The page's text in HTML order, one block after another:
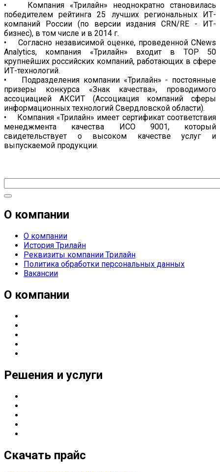
• Компания «Трилайн» неоднократно становилась
победителем рейтинга 25 лучших региональных ИТ-
компаний России (по версии издания CRN/RE - ИТ-
бизнес), в том числе и в 2014 г.
• Согласно независимой оценке, проведенной CNews
Analytics, компания «Трилайн» входит в TOP 50
крупнейших российских компаний, работающих в сфере
ИТ-технологий.
• Подразделения компании «Трилайн» - постоянные
призеры конкурса «Знак качества», проводимого
ассоциацией АКСИТ (Ассоциация компаний сферы
информационных технологий Свердловской области).
• Компания «Трилайн» имеет сертификат соответствия
менеджмента качества ИСО 9001, который
свидетельствует о высоком качестве услуг и
выпускаемой продукции.
О компании
О компании
История Трилайн
Реквизиты компании Трилайн
Политика обработки персональных данных
Вакансии
О компании
Решения и услуги
Скачать прайс